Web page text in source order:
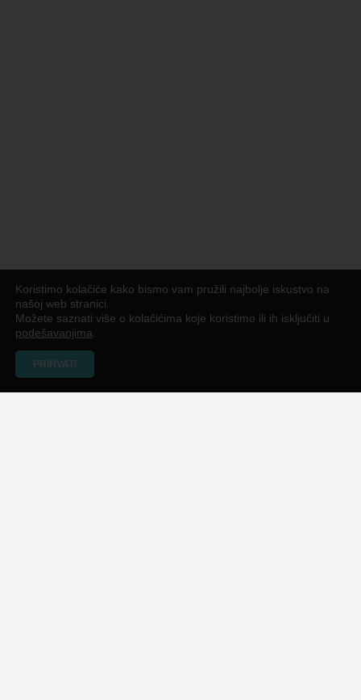
Koristimo kolačiće kako bismo vam pružili najbolje iskustvo na
našoj web stranici.
Možete saznati više o kolačićima koje koristimo ili ih isključiti u
podešavanjima
PRIHVATI